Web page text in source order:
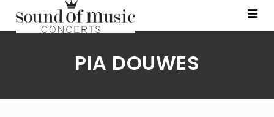
PIA DOUWES